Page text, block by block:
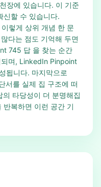
장에 있습니다. 이 기준
신할 수 있습니다.
렇게 상위 개념 한 문
다는 점도 기억해 두면
745 답 을 찾는 순간
며, LinkedIn Pinpoint
됩니다. 마지막으로
서를 실제 집 구조에 떠
타당성이 더 분명해집
복하면 이런 공간 기